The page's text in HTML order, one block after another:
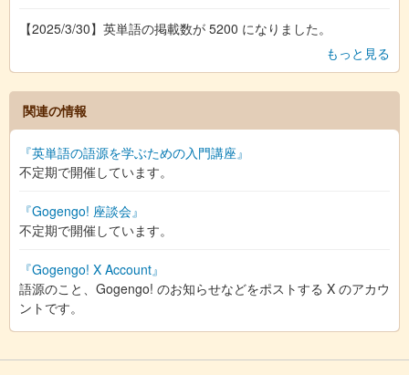
【2025/3/30】英単語の掲載数が 5200 になりました。
もっと見る
関連の情報
『英単語の語源を学ぶための入門講座』
不定期で開催しています。
『Gogengo! 座談会』
不定期で開催しています。
『Gogengo! X Account』
語源のこと、Gogengo! のお知らせなどをポストする X のアカウ
ントです。